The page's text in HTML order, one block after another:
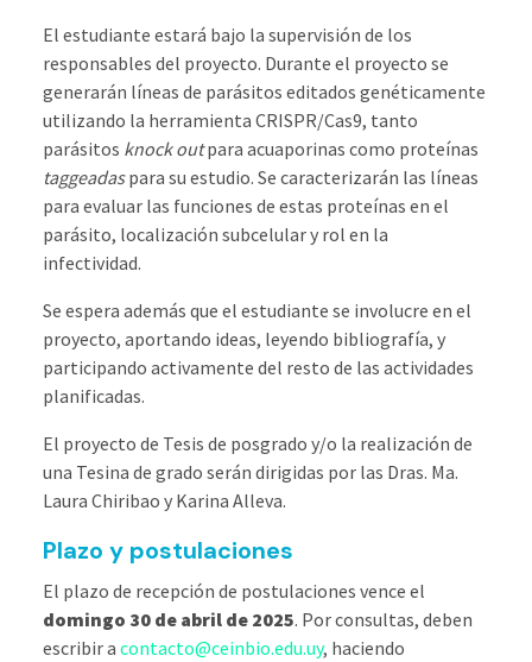
El estudiante estará bajo la supervisión de los
responsables del proyecto. Durante el proyecto se
generarán líneas de parásitos editados genéticamente
utilizando la herramienta CRISPR/Cas9, tanto
parásitos knock outpara acuaporinas como proteínas
taggeadaspara su estudio. Se caracterizarán las líneas
para evaluar las funciones de estas proteínas en el
parásito, localización subcelular y rol en la
infectividad.
Se espera además que el estudiante se involucre en el
proyecto, aportando ideas, leyendo bibliografía, y
participando activamente del resto de las actividades
planificadas.
El proyecto de Tesis de posgrado y/o la realización de
una Tesina de grado serán dirigidas por las Dras. Ma.
Laura Chiribao y Karina Alleva.
Plazo y postulaciones
El plazo de recepción de postulaciones vence el
domingo 30 de abril de 2025. Por consultas, deben
escribir a contacto@ceinbio.edu.uy, haciendo